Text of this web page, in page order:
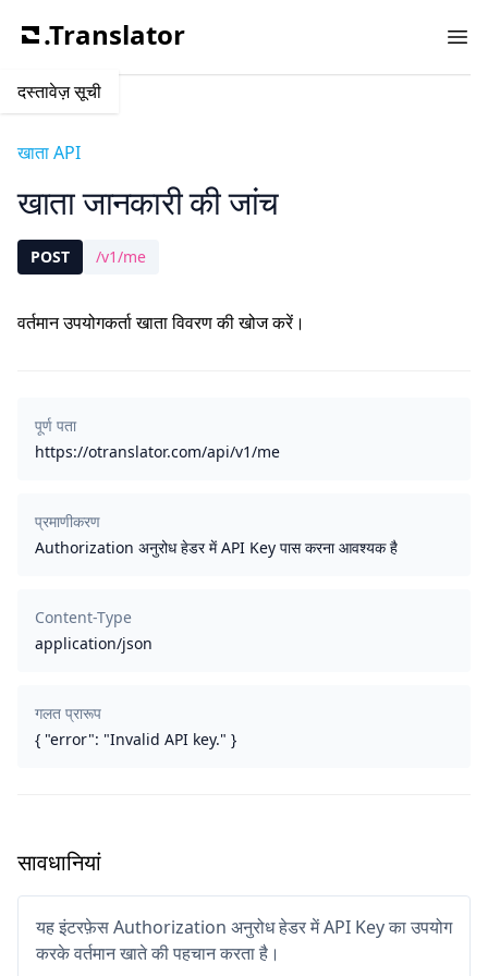
.Translator
दस्तावेज़ सूची
खाता API
खाता जानकारी की जांच
POST /v1/me
वर्तमान उपयोगकर्ता खाता विवरण की खोज करें।
पूर्ण पता
https://otranslator.com/api/v1/me
प्रमाणीकरण
Authorization अनुरोध हेडर में API Key पास करना आवश्यक है
Content-Type
application/json
गलत प्रारूप
{ "error": "Invalid API key." }
सावधानियां
यह इंटरफ़ेस Authorization अनुरोध हेडर में API Key का उपयोग
करके वर्तमान खाते की पहचान करता है।